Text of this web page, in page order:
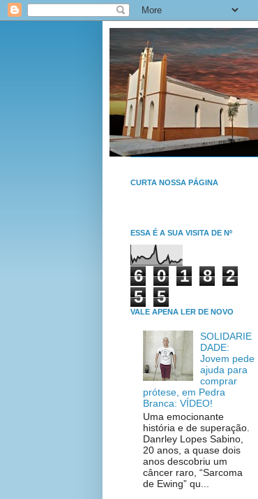
CURTA NOSSA PÁGINA
ESSA É A SUA VISITA DE Nº
6 0 1 8
2
5
5
VALE APENA LER DE NOVO
SOLIDARIE
DADE:
Jovem pede
ajuda para
comprar
prótese, em Pedra
Branca: VÍDEO!
Uma emocionante
história e de superação.
Danrley Lopes Sabino,
20 anos, a quase dois
anos descobriu um
câncer raro, “Sarcoma
de Ewing” qu...